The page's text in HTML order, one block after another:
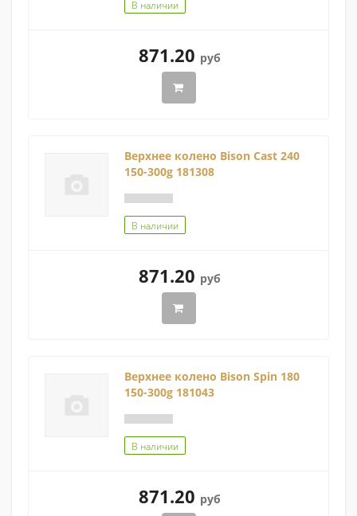
В наличии
871.20 руб
Верхнее колено Bison Cast 240
150-300g 181308
В наличии
871.20 руб
Верхнее колено Bison Spin 180
150-300g 181043
В наличии
871.20 руб